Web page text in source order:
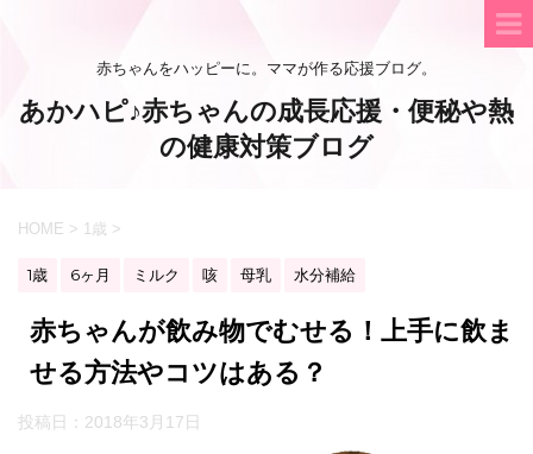
赤ちゃんをハッピーに。ママが作る応援ブログ。
あかハピ♪赤ちゃんの成長応援・便秘や熱
の健康対策ブログ
HOME > 1歳 >
1歳 6ヶ月 ミルク 咳 母乳 水分補給
赤ちゃんが飲み物でむせる！上手に飲ま
せる方法やコツはある？
投稿日： 2018年3月17日